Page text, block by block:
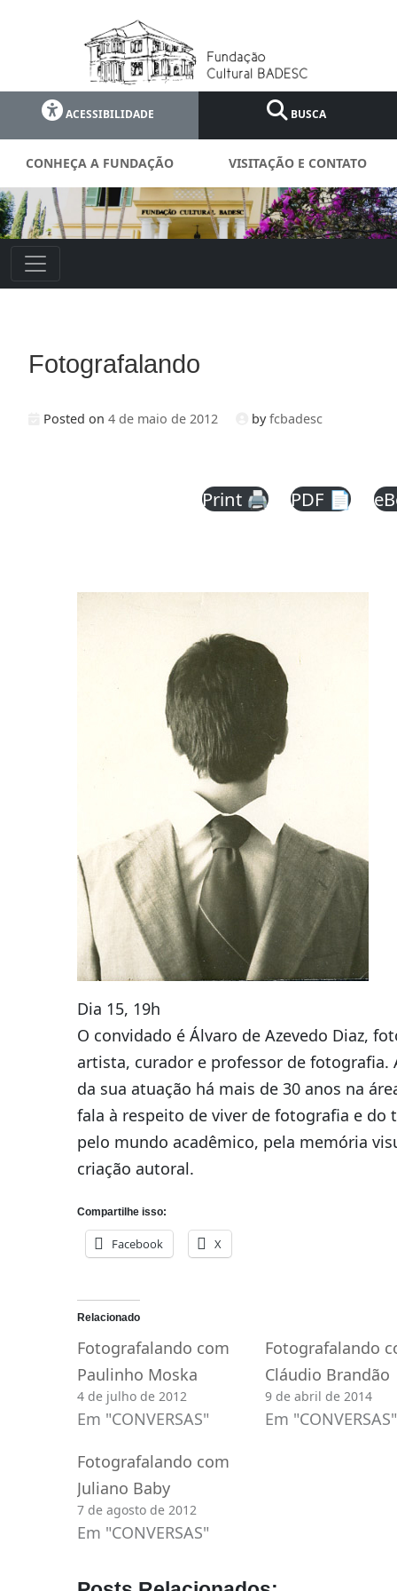
ACESSIBILIDADE BUSCA
CONHEÇA A FUNDAÇÃO VISITAÇÃO E CONTATO
Fotografalando
Posted on 4 de maio de 2012 byfcbadesc
Print 🖨 PDF 📄
Dia 15, 19h
O convidado é Álvaro de Azevedo Diaz,
artista, curador e professor de fotografia.
da sua atuação há mais de 30 anos na
fala à respeito de viver de fotografia e do
pelo mundo acadêmico, pela memória
criação autoral.
Compartilhe isso:
Facebook X
Relacionado
Fotografalando com
Paulinho Moska
4 de julho de 2012
Em "CONVERSAS"
Fotografalando
Cláudio Brandão
9 de abril de 2014
Em "CONVERSAS"
Fotografalando com
Juliano Baby
7 de agosto de 2012
Em "CONVERSAS"